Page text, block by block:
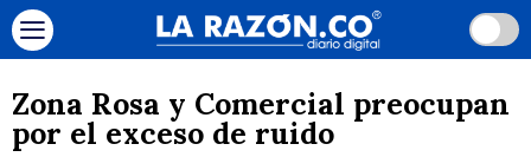
Zona Rosa y Comercial preocupan
por el exceso de ruido